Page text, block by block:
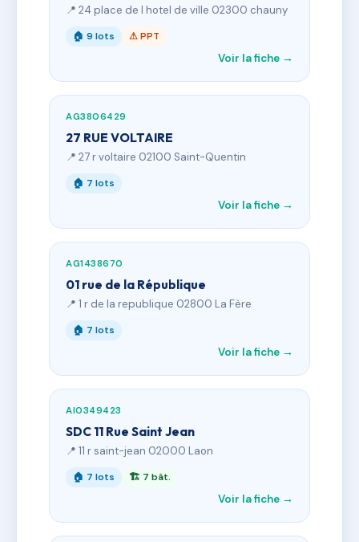
📍 24 place de l hotel de ville 02300 chauny
🏠 9 lots ⚠ PPT
Voir la fiche →
AG3806429
27 RUE VOLTAIRE
📍 27 r voltaire 02100 Saint-Quentin
🏠 7 lots
Voir la fiche →
AG1438670
01 rue de la République
📍 1 r de la republique 02800 La Fère
🏠 7 lots
Voir la fiche →
AI0349423
SDC 11 Rue Saint Jean
📍 11 r saint-jean 02000 Laon
🏠 7 lots 🏗 7 bât.
Voir la fiche →